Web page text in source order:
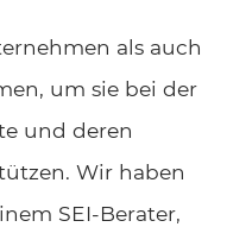
als auch
um sie bei der
und deren
Wir haben
SEI-Berater,